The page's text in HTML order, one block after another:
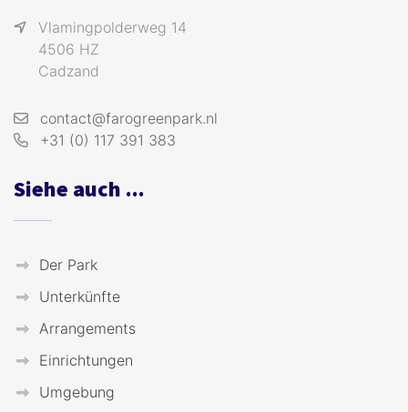
Vlamingpolderweg 14
4506 HZ
Cadzand
contact@farogreenpark.nl
+31 (0) 117 391 383
Siehe auch ...
Der Park
Unterkünfte
Arrangements
Einrichtungen
Umgebung